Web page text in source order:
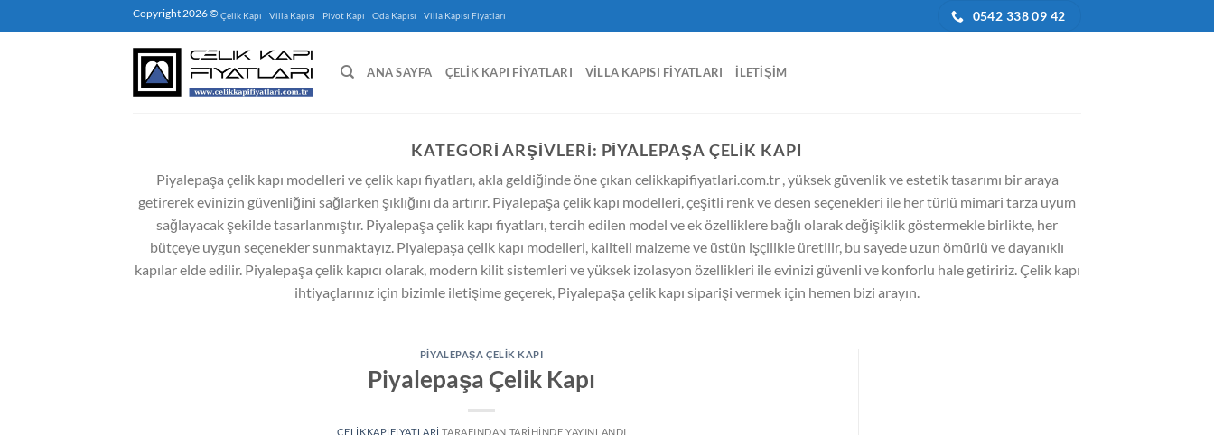
atla
Copyright 2026 © Çelik Kapı -Villa Kapısı - Pivot Kapı -Oda Kapısı -Villa Kapısı Fiyatları 0542 338 09 42
ANA SAYFA ÇELIK KAPI FIYATLARI VILLA KAPISI FIYATLARI İLETIŞIM
KATEGORI ARŞIVLERI: PIYALEPAŞA ÇELIK KAPI
Piyalepaşa çelik kapı modelleri ve çelik kapı fiyatları, akla geldiğinde öne çıkan celikkapifiyatlari.com.tr , yüksek güvenlik ve estetik tasarımı bir araya
getirerek evinizin güvenliğini sağlarken şıklığını da artırır. Piyalepaşa çelik kapı modelleri, çeşitli renk ve desen seçenekleri ile her türlü mimari tarza uyum
sağlayacak şekilde tasarlanmıştır. Piyalepaşa çelik kapı fiyatları, tercih edilen model ve ek özelliklere bağlı olarak değişiklik göstermekle birlikte, her
bütçeye uygun seçenekler sunmaktayız. Piyalepaşa çelik kapı modelleri, kaliteli malzeme ve üstün işçilikle üretilir, bu sayede uzun ömürlü ve dayanıklı
kapılar elde edilir. Piyalepaşa çelik kapıcı olarak, modern kilit sistemleri ve yüksek izolasyon özellikleri ile evinizi güvenli ve konforlu hale getiririz. Çelik kapı
ihtiyaçlarınız için bizimle iletişime geçerek, Piyalepaşa çelik kapı siparişi vermek için hemen bizi arayın.
PIYALEPAŞA ÇELIK KAPI
Piyalepaşa Çelik Kapı
CELIKKAPIFIYATLARI TARAFINDAN TARIHINDE YAYINLANDI